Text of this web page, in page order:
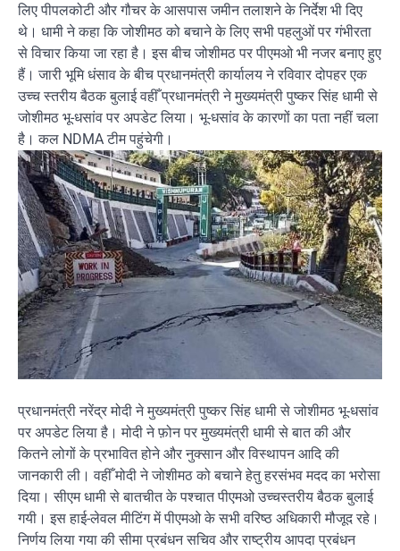
लिए पीपलकोटी और गौचर के आसपास जमीन तलाशने के निर्देश भी दिए
थे। धामी ने कहा कि जोशीमठ को बचाने के लिए सभी पहलुओं पर गंभीरता
से विचार किया जा रहा है। इस बीच जोशीमठ पर पीएमओ भी नजर बनाए हुए
हैं। जारी भूमि धंसाव के बीच प्रधानमंत्री कार्यालय ने रविवार दोपहर एक
उच्च स्तरीय बैठक बुलाई वहीँ प्रधानमंत्री ने मुख्यमंत्री पुष्कर सिंह धामी से
जोशीमठ भू-धसांव पर अपडेट लिया। भू-धसांव के कारणों का पता नहीं चला
है। कल NDMA टीम पहुंचेगी।
प्रधानमंत्री नरेंद्र मोदी ने मुख्यमंत्री पुष्कर सिंह धामी से जोशीमठ भू-धसांव
पर अपडेट लिया है। मोदी ने फ़ोन पर मुख्यमंत्री धामी से बात की और
कितने लोगों के प्रभावित होने और नुक्सान और विस्थापन आदि की
जानकारी ली। वहीँ मोदी ने जोशीमठ को बचाने हेतु हरसंभव मदद का भरोसा
दिया। सीएम धामी से बातचीत के पश्चात पीएमओ उच्चस्तरीय बैठक बुलाई
गयी। इस हाई-लेवल मीटिंग में पीएमओ के सभी वरिष्ठ अधिकारी मौजूद रहे।
निर्णय लिया गया की सीमा प्रबंधन सचिव और राष्ट्रीय आपदा प्रबंधन